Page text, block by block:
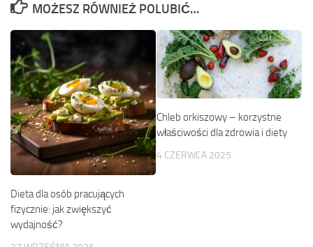
MOŻESZ RÓWNIEŻ POLUBIĆ…
Dieta dla osób pracujących
fizycznie: jak zwiększyć
wydajność?
Chleb orkiszowy – korzystne
właściwości dla zdrowia i diety
4 CZERWCA 2025